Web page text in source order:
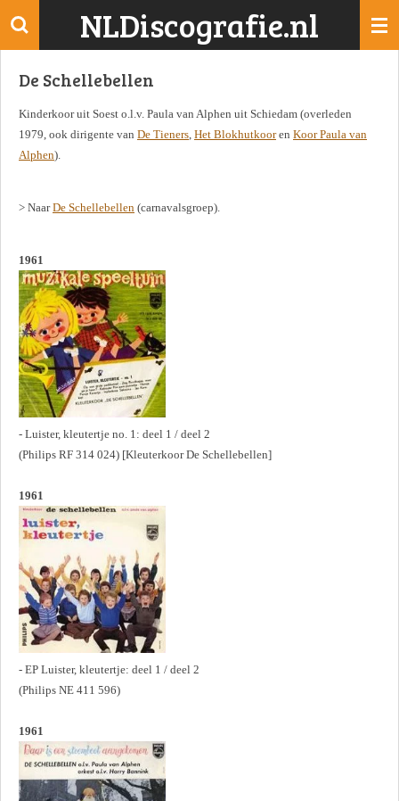
Ga
de
NLDiscografie.nl
De Schellebellen
Kinderkoor uit Soest o.l.v. Paula van Alphen uit Schiedam (overleden
1979, ook dirigente van De Tieners, Het Blokhutkooren Koor Paula van
Alphen).
> NaarDe Schellebellen (carnavalsgroep).
1961
- Luister, kleutertje no. 1: deel 1 / deel 2
(Philips RF 314 024) [Kleuterkoor De Schellebellen]
1961
- EP Luister, kleutertje: deel 1 / deel 2
(Philips NE 411 596)
1961